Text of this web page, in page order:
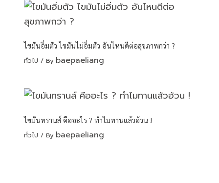
ไขมันอิ่มตัว ไขมันไม่อิ่มตัว อันไหนดีต่อสุขภาพกว่า ?
ทั่วไป / By baepaeliang
ไขมันทรานส์ คืออะไร ? ทำไมทานแล้วอ้วน !
ทั่วไป / By baepaeliang